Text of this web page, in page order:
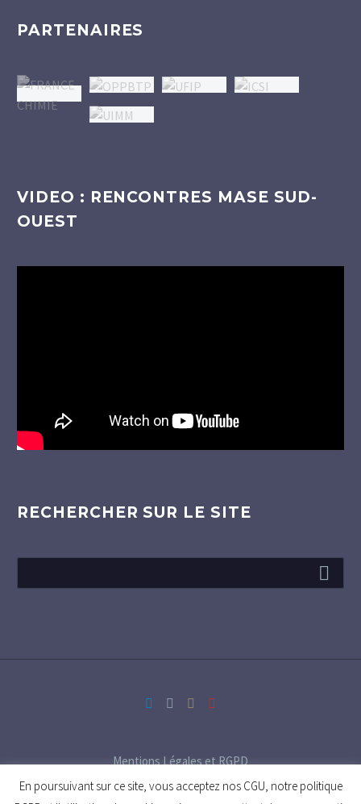
PARTENAIRES
VIDEO : RENCONTRES MASE SUD-
OUEST
RECHERCHER SUR LE SITE
Mentions Légales et RGPD
En poursuivant sur ce site, vous acceptez nos CGU, notre politique